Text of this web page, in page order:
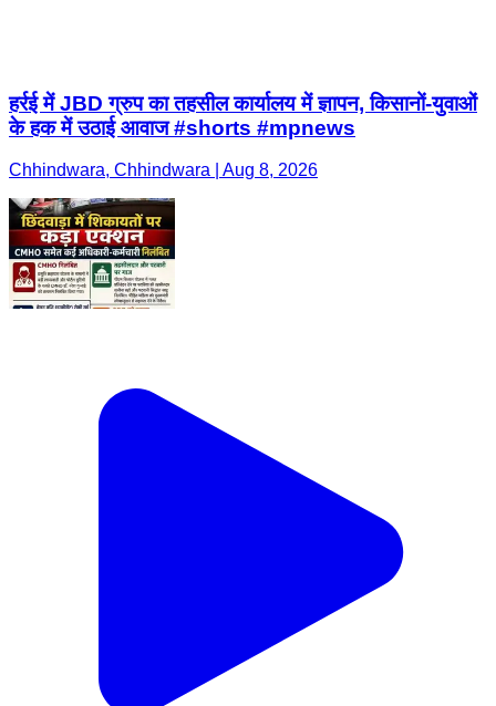
हर्रई में JBD ग्रुप का तहसील कार्यालय में ज्ञापन, किसानों-युवाओं
के हक में उठाई आवाज #shorts #mpnews
Chhindwara, Chhindwara | Aug 8, 2026